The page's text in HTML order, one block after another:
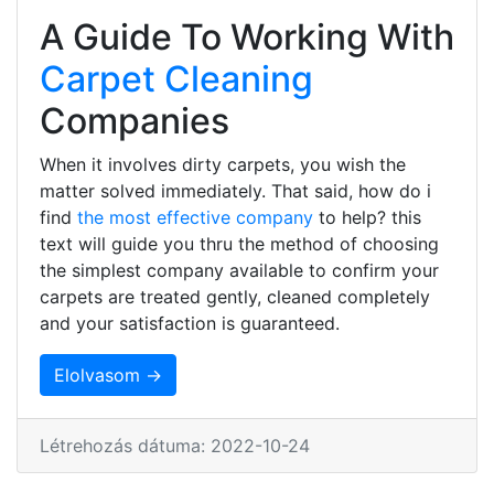
A Guide To Working With
Carpet Cleaning
Companies
When it involves dirty carpets, you wish the
matter solved immediately. That said, how do i
find the most effective company to help? this
text will guide you thru the method of choosing
the simplest company available to confirm your
carpets are treated gently, cleaned completely
and your satisfaction is guaranteed.
Elolvasom →
Létrehozás dátuma: 2022-10-24